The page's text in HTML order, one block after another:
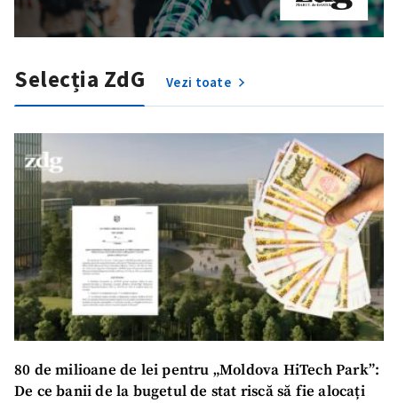
Selecția ZdG Vezi toate
80 de milioane de lei pentru „Moldova HiTech Park”:
De ce banii de la bugetul de stat riscă să fie alocați